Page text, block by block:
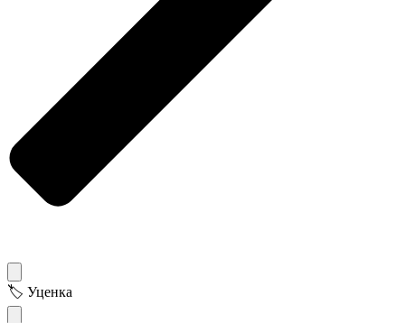
🏷 Уценка